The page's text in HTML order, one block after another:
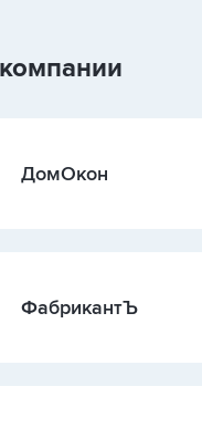
ДомОкон
ФабрикантЪ